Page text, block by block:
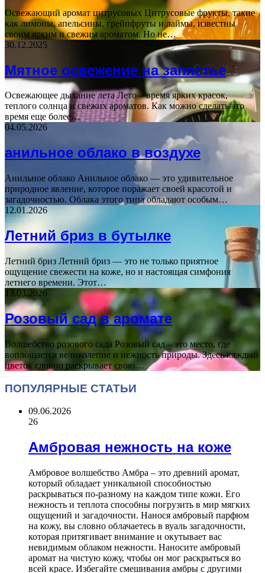
Освежающий аромат цитрусовых Цитрусовые фрукты, такие
как лимоны, апельсины, грейпфруты и лаймы, известны
своим ярким и свежим ароматом. Но не…
30.12.2025
Мятное освежение на запястье
Освежающее дыхание лета Лето – время ярких красок,
теплого солнца и свежих ароматов. Как можно сделать это
время еще более…
04.05.2026
анильное облако в воздухе
Анильное облако Анильное облако — это удивительное
природное явление, которое поражает своей красотой и
загадочностью. Облака этого типа обладают особым…
12.01.2026
Летний бриз в бутылке
Летний бриз Летний бриз — это не только приятное
ощущение свежести на коже, но и настоящая симфония
летнего времени. Этот…
13.03.2026
Розовый сад в аромате
Волшебство розового сада Розовый сад – это место, где
воплощается великолепие и нежность природы. Здесь каждый
цветок словно раскрывает свою…
ПОПУЛЯРНЫЕ СТАТЬИ
09.06.2026
26
Амбровая нежность на коже
Амбровое волшебство Амбра – это древний аромат,
который обладает уникальной способностью
раскрываться по-разному на каждом типе кожи. Его
нежность и теплота способны погрузить в мир мягких
ощущений и загадочности. Нанося амбровый парфюм
на кожу, вы словно облачаетесь в вуаль загадочности,
которая притягивает внимание и окутывает вас
невидимым облаком нежности. Наносите амбровый
аромат на чистую кожу, чтобы он мог раскрыться во
всей красе. Избегайте смешивания амбры с другими